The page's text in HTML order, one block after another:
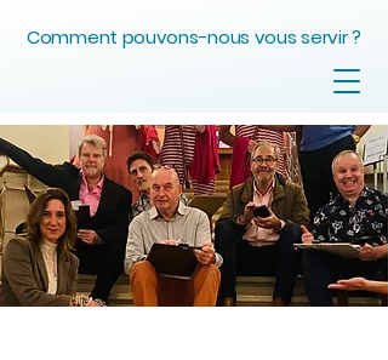
Comment pouvons-nous vous servir ?